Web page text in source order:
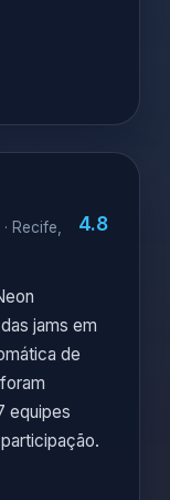
Recife,
4.8
jams em
de
equipes